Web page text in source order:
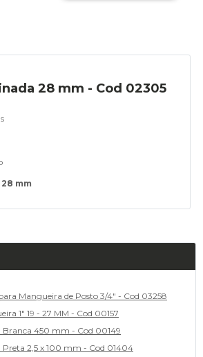
28 mm - Cod 02305
mm
Mangueira de Posto 3/4" - Cod 03258
1" 19 - 27 MM - Cod 00157
Branca 450 mm - Cod 00149
2,5 x 100 mm - Cod 01404